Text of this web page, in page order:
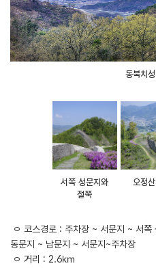
동북치
서쪽 성문지와
철쭉
오정
ㅇ 코스경로 : 주차장 ~ 서문지 ~ 서
동문지 ~ 남문지 ~ 서문지~주차장
ㅇ 거리 : 2.6㎞